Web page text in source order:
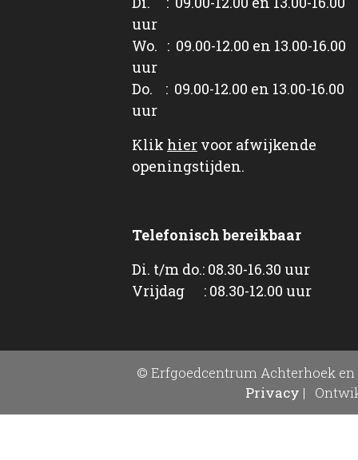
uur
Wo. : 09.00-12.00 en 13.00-16.00
uur
Do. : 09.00-12.00 en 13.00-16.00
uur
Klik hier voor afwijkende
openingstijden.
Telefonisch bereikbaar
Di. t/m do.: 08.30-16.30 uur
Vrijdag : 08.30-12.00 uur
© Erfgoedcentrum Achterhoek en
Privacy |